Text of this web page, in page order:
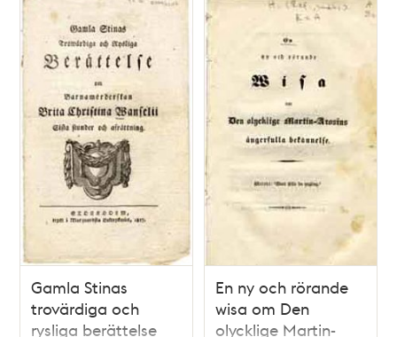
Gamla Stinas
trovärdiga och
rysliga berättelse
En ny och rörande
wisa om Den
olycklige Martin-